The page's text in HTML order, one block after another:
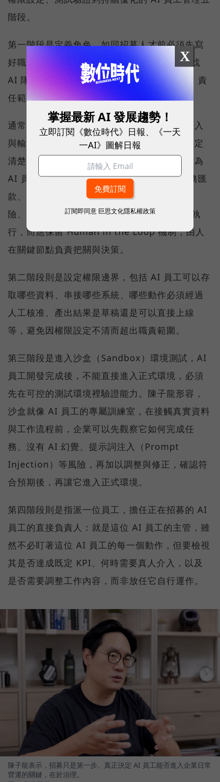
階段。
第一階段是定義角色，如同招募人才前必須先寫
好職務說明（Job Description），企業在尋找
AI 隊友前，也必須先清楚界定它的工作內容、責
任範圍與目標，再進入招募階段。
通常具備「高頻率、重複性高」、「有明確輸入
與輸出」、「可用數據評估品質」及「可以設定
清楚權限與邊界」四項特性的工作，最適合作為
AI 員工的第一個應用場景。相反地，涉及財務匯
款、人際互動、情感信任，或美感判斷等高風
險、難以標準化的工作，則不應完全交由 AI 執
行，而應保留 Human in the Loop 機制，由人
在關鍵節點負責把關與決策。
第二階段則是設定權限邊界，包括 AI 員工可以存
取哪些資料、串接哪些系統、哪些動作必須經過
人工核准、產出結果是草稿還是可以直接上線
等，避免因權限設定不清而超出職責範圍。
第三階段是進入沙盒（Sandbox）環境測試，AI
員工開發完成後，不能直接進入正式環境，必須
先在可控的測試環境裡驗證能力。陳子龍形容，
沙盒就像 AI 員工的專屬訓練室，在接觸真實資料
與工作流程前，企業可以先觀察它如何完成任
務、沒有 AI 幻覺、提示詞注入（Prompt
Injection）等風險，再加以調整與修正，確認符
合預期後，再讓它進入正式環境。
第四階段則是指派一位員工，擔任正在招募的 AI
員工的直接負責人：就是這位 AI 員工的主管，雖
然不必盯著這位 AI 員工的每一個動作，但要檢視
其是否達成既定 KPI、何時需要真人介入，以及
是否需要調整工作內容，而非放任它自行運作。
陳子龍表示，招募只是第一步。真正決定 AI 員工能否進入企業日常
營運的關鍵，在於治理。
X
掌握最新 AI 發展趨勢！
立即訂閱《數位時代》日報、《一天
一AI》圖解日報
訂閱即同意 巨思文化隱私權政策